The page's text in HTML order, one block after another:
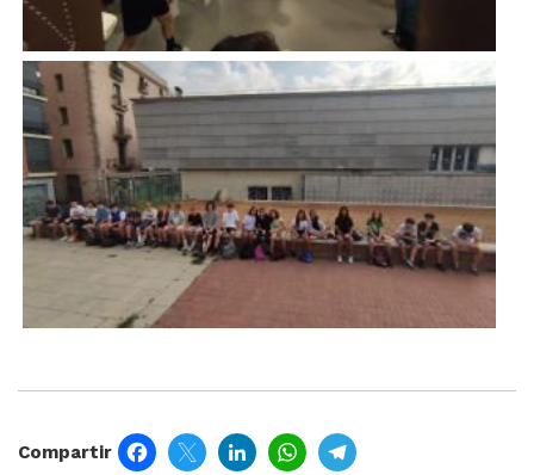
Imatge
Compartir FacebookTwitterLinkedInWhatsApp